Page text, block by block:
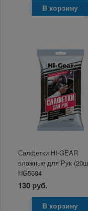
В корзину
Салфетки HI-GEAR
влажные для Рук
HG5604
130 руб.
В корзину